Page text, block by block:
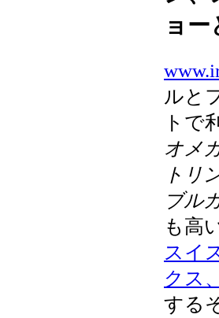
ョ
ルと
トで
オメ
トリ
ブル
も高
スイ
クス
する